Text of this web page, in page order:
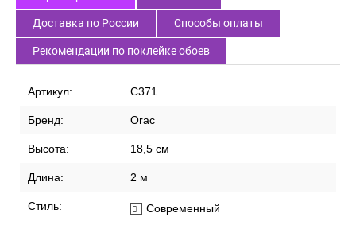
Характеристики Описание
Доставка по России Способы оплаты
Рекомендации по поклейке обоев